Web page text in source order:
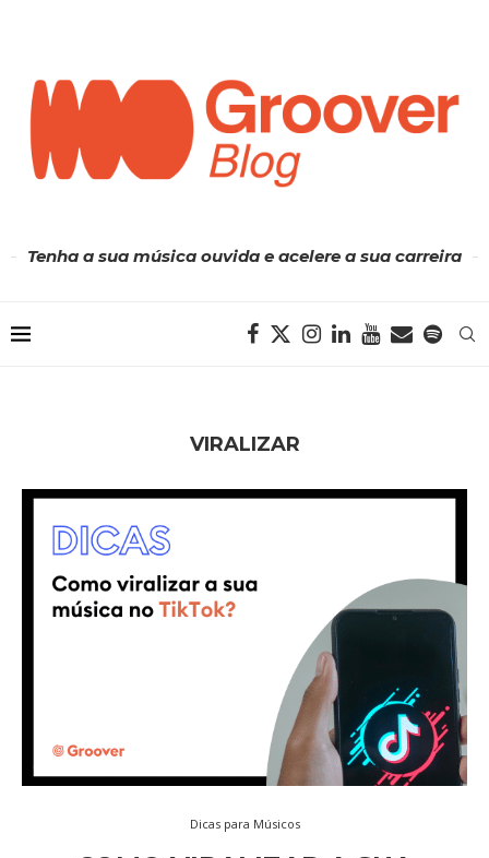
Tenha a sua música ouvida e acelere a sua carreira
VIRALIZAR
Dicas para Músicos